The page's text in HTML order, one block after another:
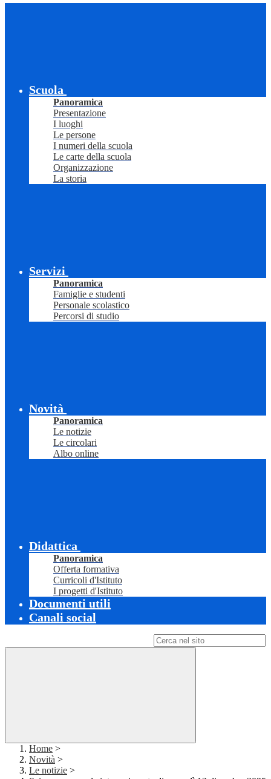
Scuola
Panoramica
Presentazione
I luoghi
Le persone
I numeri della scuola
Le carte della scuola
Organizzazione
La storia
Servizi
Panoramica
Famiglie e studenti
Personale scolastico
Percorsi di studio
Novità
Panoramica
Le notizie
Le circolari
Albo online
Didattica
Panoramica
Offerta formativa
Curricoli d'Istituto
I progetti d'Istituto
Documenti utili
Canali social
Home >
Novità >
Le notizie >